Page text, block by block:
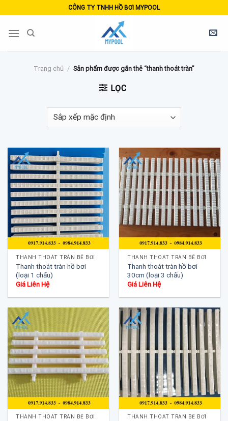
to
content
CÔNG TY TNHH HỒ BƠI MYPOOL
Trang chủ / Sản phẩm được gắn thẻ “thanh thoát tràn”
LỌC
THANH THOÁT TRÀN BỂ BƠI
Thanh thoát tràn hồ bơi
(loại 1 chấu)
Giá Liên Hệ
THANH THOÁT TRÀN BỂ BƠI
Thanh thoát tràn hồ bơi
30cm (loại 3 chấu)
Giá Liên Hệ
THANH THOÁT TRÀN BỂ BƠI THANH THOÁT TRÀN BỂ BƠI